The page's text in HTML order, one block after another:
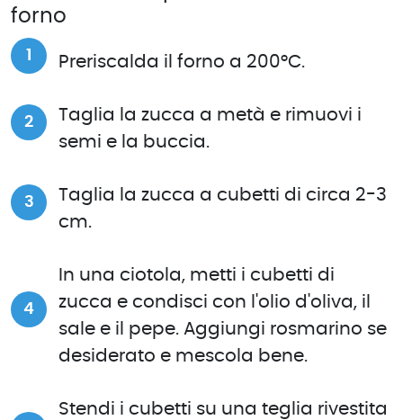
forno
Preriscalda il forno a 200°C.
Taglia la zucca a metà e rimuovi i
semi e la buccia.
Taglia la zucca a cubetti di circa 2-3
cm.
In una ciotola, metti i cubetti di
zucca e condisci con l'olio d'oliva, il
sale e il pepe. Aggiungi rosmarino se
desiderato e mescola bene.
Stendi i cubetti su una teglia rivestita